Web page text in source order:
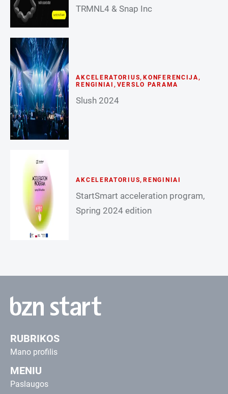
TRMNL4 & Snap Inc
AKCELERATORIUS, KONFERENCIJA,
RENGINIAI , VERSLO PARAMA
Slush 2024
AKCELERATORIUS, RENGINIAI
StartSmart acceleration program,
Spring 2024 edition
RUBRIKOS
Mano profilis
MENIU
Paslaugos